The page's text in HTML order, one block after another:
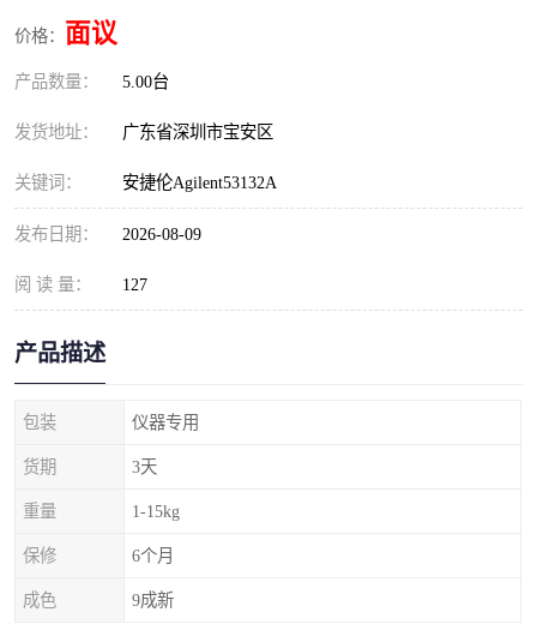
价格： 面议
产品数量： 5.00台
发货地址： 广东省深圳市宝安区
关键词： 安捷伦Agilent53132A
发布日期： 2026-08-09
阅 读 量： 127
产品描述
包装 仪器专用
货期 3天
重量 1-15kg
保修 6个月
成色 9成新